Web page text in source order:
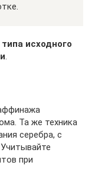
исходного
Та же техника
серебра, с
при